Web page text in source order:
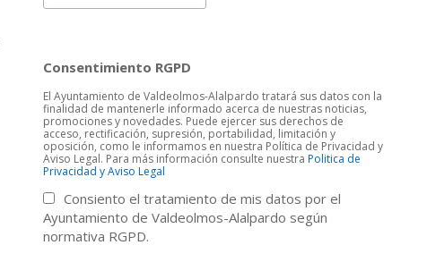
Consentimiento RGPD
El Ayuntamiento de Valdeolmos-Alalpardo tratará sus datos con la
finalidad de mantenerle informado acerca de nuestras noticias,
promociones y novedades. Puede ejercer sus derechos de
acceso, rectificación, supresión, portabilidad, limitación y
oposición, como le informamos en nuestra Política de Privacidad y
Aviso Legal. Para más información consulte nuestraPolitica de
Privacidad y Aviso Legal
Consiento el tratamiento de mis datos por el
Ayuntamiento de Valdeolmos-Alalpardo según
normativa RGPD.